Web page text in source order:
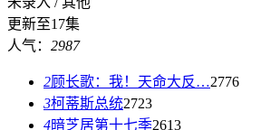
更新至17集
人气： 2987
2顾长歌：我！天命大反…2776
3柯蒂斯总统2723
4暗芝居第十七季2613